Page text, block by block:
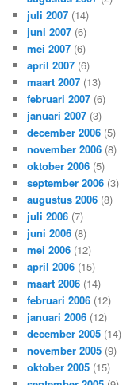
juli 2007 (14)
juni 2007 (6)
mei 2007 (6)
april 2007 (6)
maart 2007 (13)
februari 2007 (6)
januari 2007 (3)
december 2006 (5)
november 2006 (8)
oktober 2006 (5)
september 2006 (3)
augustus 2006 (8)
juli 2006 (7)
juni 2006 (8)
mei 2006 (12)
april 2006 (15)
maart 2006 (14)
februari 2006 (12)
januari 2006 (12)
december 2005 (14)
november 2005 (9)
oktober 2005 (15)